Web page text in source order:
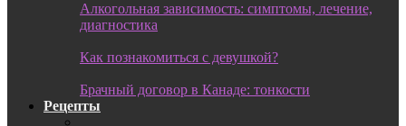
Алкогольная зависимость: симптомы, лечение,
диагностика
Как познакомиться с девушкой?
Брачный договор в Канаде: тонкости
Рецепты